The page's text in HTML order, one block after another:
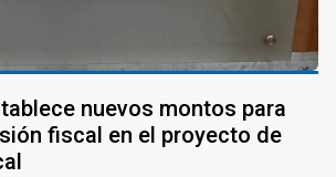
nuevos montos para
fiscal en el proyecto de